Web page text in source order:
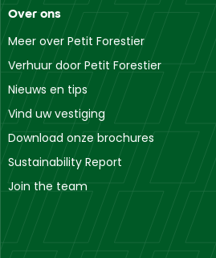
Over ons
Meer over Petit Forestier
Verhuur door Petit Forestier
Nieuws en tips
Vind uw vestiging
Download onze brochures
Sustainability Report
Join the team